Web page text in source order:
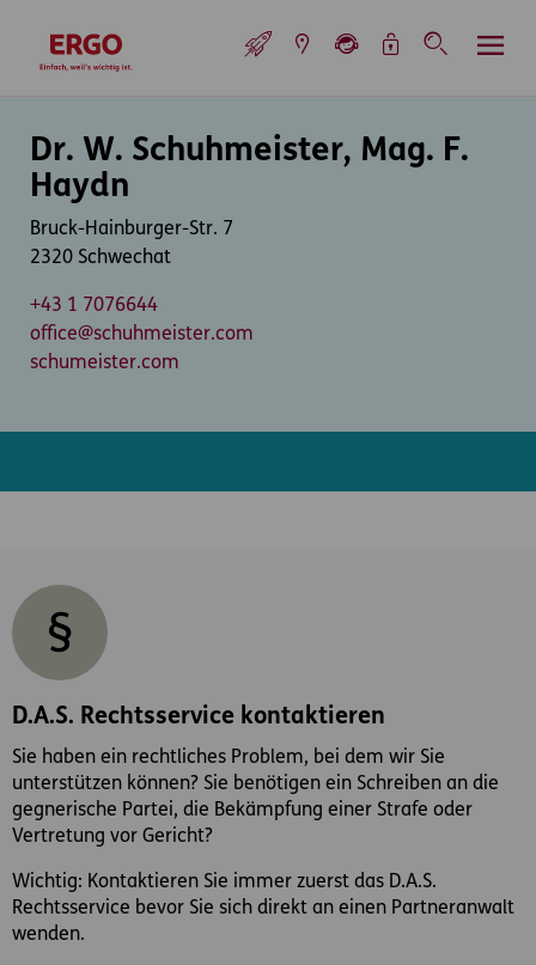
zur Startseite
Dr. W. Schuhmeister, Mag. F.
Haydn
Bruck-Hainburger-Str. 7
2320 Schwechat
+43 1 7076644
office@schuhmeister.com
schumeister.com
D.A.S. Rechtsservice kontaktieren
Sie haben ein rechtliches Problem, bei dem wir Sie
unterstützen können? Sie benötigen ein Schreiben an die
gegnerische Partei, die Bekämpfung einer Strafe oder
Vertretung vor Gericht?
Wichtig: Kontaktieren Sie immer zuerst das D.A.S.
Rechtsservice bevor Sie sich direkt an einen Partneranwalt
wenden.